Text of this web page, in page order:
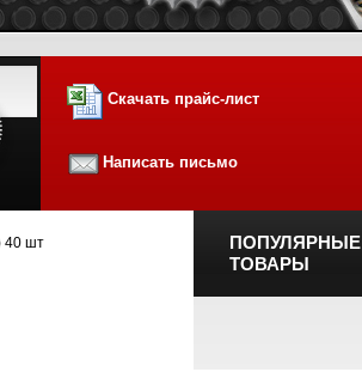
Скачать прайс-лист
Написать письмо
ПОПУЛЯРНЫЕ
ТОВАРЫ
40 шт